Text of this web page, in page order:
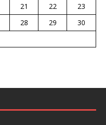
21 22
23
28 29
30